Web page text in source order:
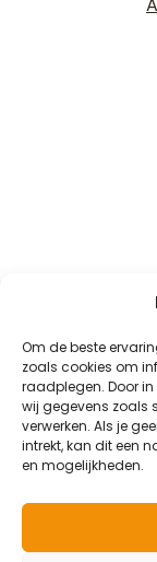
Om de beste
zoals cookies om
raadplegen. Door
wij gegevens zoals
verwerken. Als je
intrekt, kan dit een
en mogelijkheden.